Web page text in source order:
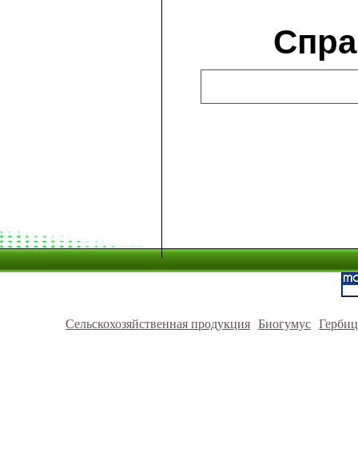
Сельскохозяйственная продукция Биогумус